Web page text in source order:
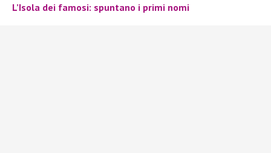
L’Isola dei famosi: spuntano i primi nomi